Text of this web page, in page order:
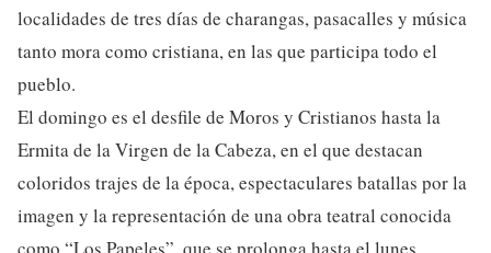
localidades de tres días de charangas, pasacalles y música
tanto mora como cristiana, en las que participa todo el
pueblo.
El domingo es el desfile de Moros y Cristianos hasta la
Ermita de la Virgen de la Cabeza, en el que destacan
coloridos trajes de la época, espectaculares batallas por la
imagen y la representación de una obra teatral conocida